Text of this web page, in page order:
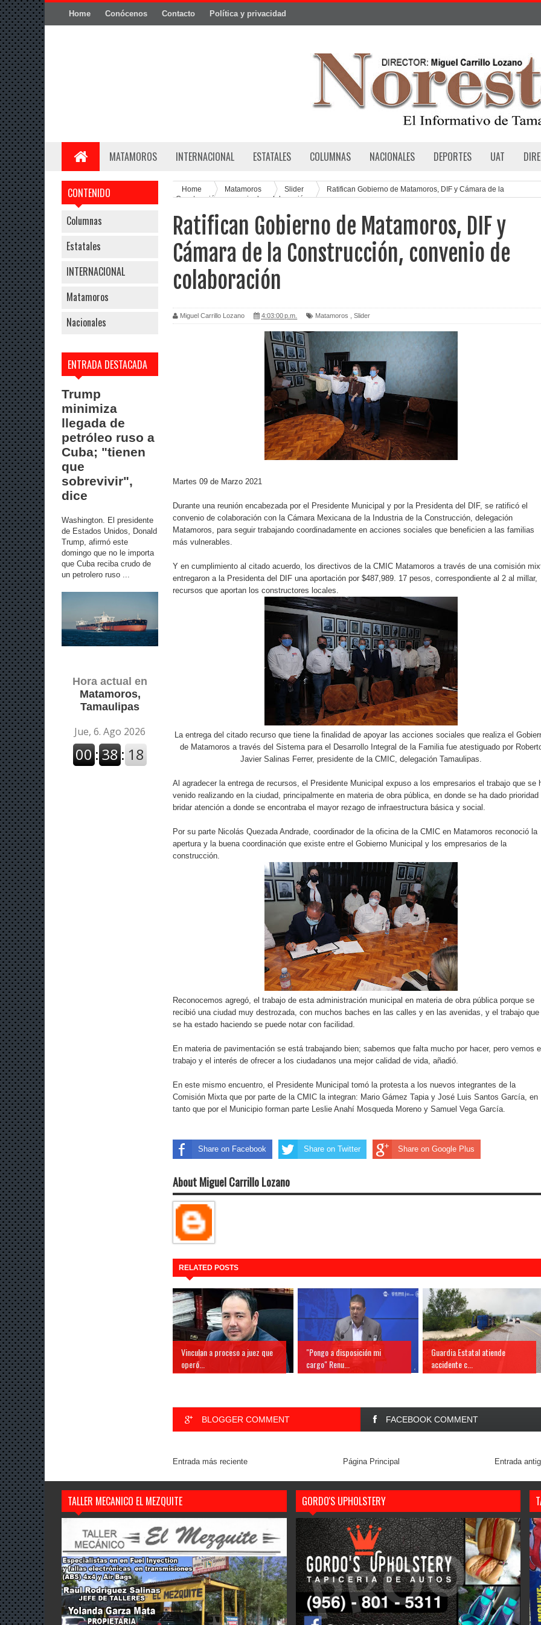
Home Conócenos Contacto Política y privacidad
MATAMOROS INTERNACIONAL ESTATALES COLUMNAS NACIONALES DEPORTES UAT
CONTENIDO
Columnas
Estatales
INTERNACIONAL
Matamoros
Nacionales
ENTRADA DESTACADA
Trump
minimiza
llegada de
petróleo ruso a
Cuba; "tienen
que
sobrevivir",
dice
Washington. El presidente
de Estados Unidos, Donald
Trump, afirmó este
domingo que no le importa
que Cuba reciba crudo de
un petrolero ruso ...
Hora actual en
Matamoros,
Tamaulipas
Home Matamoros Slider
Ratifican Gobierno de Matamoros, DIF y Cámara de la
Construcción, convenio de colaboración
Ratifican Gobierno de Matamoros, DIF y
Cámara de la Construcción, convenio de
colaboración
Miguel Carrillo Lozano 4:03:00 p.m. Matamoros Slider
Martes 09 de Marzo 2021
Durante una reunión encabezada por el Presidente Municipal y por la Presidenta del DIF, se ratificó el
convenio de colaboración con la Cámara Mexicana de la Industria de la Construcción, delegación
Matamoros, para seguir trabajando coordinadamente en acciones sociales que beneficien a las familias
más vulnerables.
Y en cumplimiento al citado acuerdo, los directivos de la CMIC Matamoros a través de una comisión
entregaron a la Presidenta del DIF una aportación por $487,989. 17 pesos, correspondiente al 2 al millar,
recursos que aportan los constructores locales.
La entrega del citado recurso que tiene la finalidad de apoyar las acciones sociales que realiza el
de Matamoros a través del Sistema para el Desarrollo Integral de la Familia fue atestiguado por
Javier Salinas Ferrer, presidente de la CMIC, delegación Tamaulipas.
Al agradecer la entrega de recursos, el Presidente Municipal expuso a los empresarios el trabajo que se
venido realizando en la ciudad, principalmente en materia de obra pública, en donde se ha dado prioridad
bridar atención a donde se encontraba el mayor rezago de infraestructura básica y social.
Por su parte Nicolás Quezada Andrade, coordinador de la oficina de la CMIC en Matamoros reconoció la
apertura y la buena coordinación que existe entre el Gobierno Municipal y los empresarios de la
construcción.
Reconocemos agregó, el trabajo de esta administración municipal en materia de obra pública porque se
recibió una ciudad muy destrozada, con muchos baches en las calles y en las avenidas, y el trabajo que
se ha estado haciendo se puede notar con facilidad.
En materia de pavimentación se está trabajando bien; sabemos que falta mucho por hacer, pero vemos
trabajo y el interés de ofrecer a los ciudadanos una mejor calidad de vida, añadió.
En este mismo encuentro, el Presidente Municipal tomó la protesta a los nuevos integrantes de la
Comisión Mixta que por parte de la CMIC la integran: Mario Gámez Tapia y José Luis Santos García, en
tanto que por el Municipio forman parte Leslie Anahí Mosqueda Moreno y Samuel Vega García.
Share on Facebook Share on Twitter Share on Google Plus
About Miguel Carrillo Lozano
RELATED POSTS
Vinculan a proceso a juez que
operó...
"Pongo a disposición mi
cargo" Renu...
Guardia Estatal atiende
accidente c...
BLOGGER COMMENT FACEBOOK COMMENT
Entrada más reciente Entrada
Página Principal
TALLER MECANICO EL MEZQUITE GORDO'S UPHOLSTERY